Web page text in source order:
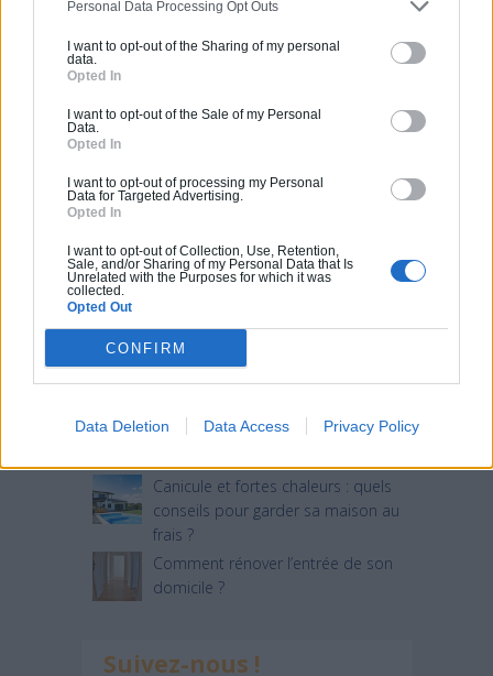
Personal Data Processing Opt Outs
I want to opt-out of the Sharing of my personal
data.
Opted In
I want to opt-out of the Sale of my Personal
Data.
Opted In
I want to opt-out of processing my Personal
Data for Targeted Advertising.
Opted In
I want to opt-out of Collection, Use, Retention,
Sale, and/or Sharing of my Personal Data that Is
Unrelated with the Purposes for which it was
collected.
Opted Out
CONFIRM
Data Deletion Data Access Privacy Policy
Articles récents
Jardin devant la maison : Top 5
Comment choisir un claustra pour
son extérieur ?
Comment aménager l’entrée
Canicule et fortes chaleurs : quels
conseils pour garder sa maison au
frais ?
Comment rénover l’entrée de son
domicile ?
Suivez-nous !